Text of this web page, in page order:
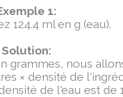
1:
124.4 ml en g (eau).
Solution:
grammes, nous
× densité de
de l'eau est de